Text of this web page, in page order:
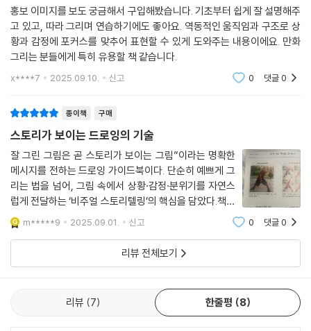
홍보 이미지를 보도 궁금해서 구입해봤습니다. 기초부터 쉽게 잘 설명해주
고 있고, 따라 그리며 연습하기에도 좋아요. 역동적인 움직임과 구조로 상
황과 감정에 포커스를 맞추어 표현할 수 있게 도와주는 내용이에요. 만화
그리는 분들에게 특히 유용할 책 같습니다.
x****7 2025.09.10. 신고 0 댓글0
종이책 구매
스토리가 보이는 드로잉의 기술
잘 그린 그림은 곧 스토리가 보이는 그림”이라는 명확한
메시지를 전하는 드로잉 가이드북이다. 단순히 예쁘게 그
리는 법을 넘어, 그림 속에서 상황·감정·분위기를 자연스
럽게 전달하는 ‘비주얼 스토리텔링’의 핵심을 담았다.책은
기초 테크닉 점검 → 관찰과 훈련 → 창작 프로세스 → 실
전 응용의 단계적 구성을 통해, 초보부터 창작자까지 누구
나 자신의 그림을 점검하고 발전시킬
m*****9 2025.09.01. 신고 0 댓글0
리뷰 전체보기
리뷰 7 한줄평 8